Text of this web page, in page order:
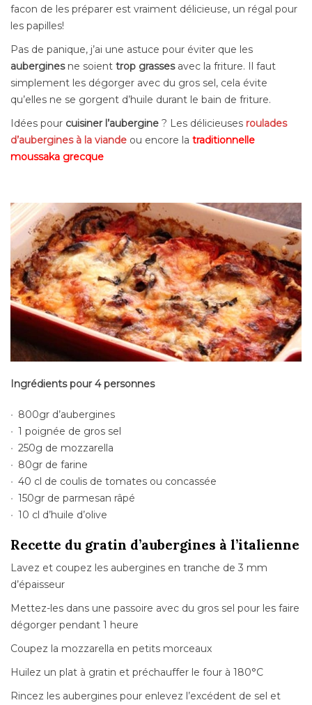
facon de les préparer est vraiment délicieuse, un régal pour
les papilles!
Pas de panique, j’ai une astuce pour éviter que les
auberginesne soient trop grassesavec la friture. Il faut
simplement les dégorger avec du gros sel, cela évite
qu’elles ne se gorgent d’huile durant le bain de friture.
Idées pour cuisiner l’aubergine ? Les délicieuses roulades
d’aubergines à la viande ou encore la traditionnelle
moussaka grecque
Ingrédients pour 4 personnes
800gr d’aubergines
1 poignée de gros sel
250g de mozzarella
80gr de farine
40 cl de coulis de tomates ou concassée
150gr de parmesan râpé
10 cl d’huile d’olive
Recette du gratin d’aubergines à l’italienne
Lavez et coupez les aubergines en tranche de 3 mm
d’épaisseur
Mettez-les dans une passoire avec du gros sel pour les faire
dégorger pendant 1 heure
Coupez la mozzarella en petits morceaux
Huilez un plat à gratin et préchauffer le four à 180°C
Rincez les aubergines pour enlevez l’excédent de sel et